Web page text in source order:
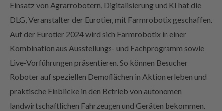
Einsatz von Agrarrobotern, Digitalisierung und KI hat die
DLG, Veranstalter der Eurotier, mit Farmrobotix geschaffen.
Auf der Eurotier 2024 wird sich Farmrobotix in einer
Kombination aus Ausstellungs- und Fachprogramm sowie
Live-Vorführungen präsentieren. So können Besucher
Roboter auf speziellen Demoflächen in Aktion erleben und
praktische Einblicke in den Betrieb von autonomen
landwirtschaftlichen Fahrzeugen und Geräten bekommen.